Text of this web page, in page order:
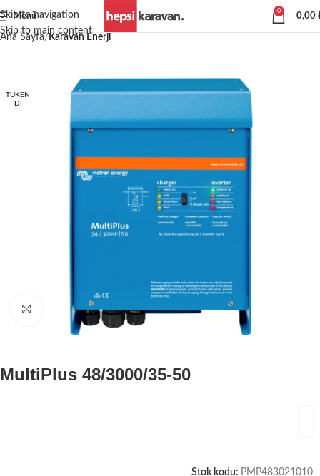
Skip to navigation
Skip to main content
Menü
0
0,00
Ana Sayfa Karavan Enerji
TÜKEN
DI
Büyütmek için tıklayın
MultiPlus 48/3000/35-50
Stok kodu: PMP483021010